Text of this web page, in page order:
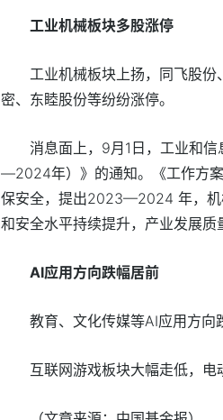
工业机械板块多股涨停
工业机械板块上扬，同飞股
密、东睦股份等纷纷涨停。
消息面上，9月1日，工业和
—2024年）》的通知。《工作方案
保安全，提出2023—2024 年，机
和安全水平持续提升，产业发展质
AI应用方向跌幅居前
教育、文化传媒等AI应用方向
互联网游戏板块大幅走低，电